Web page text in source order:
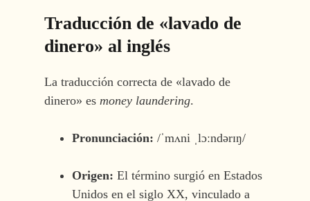
Traducción de «lavado de
dinero» al inglés
La traducción correcta de «lavado de
dinero» es money laundering.
Pronunciación: /ˈmʌni ˌlɔːndərɪŋ/
Origen: El término surgió en Estados
Unidos en el siglo XX, vinculado a